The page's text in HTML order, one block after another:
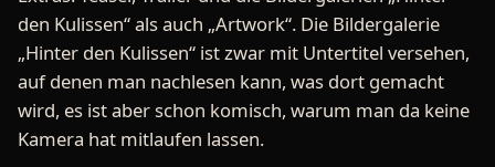
den Kulissen“ als auch „Artwork“. Die Bildergalerie
„Hinter den Kulissen“ ist zwar mit Untertitel versehen,
auf denen man nachlesen kann, was dort gemacht
wird, es ist aber schon komisch, warum man da keine
Kamera hat mitlaufen lassen.